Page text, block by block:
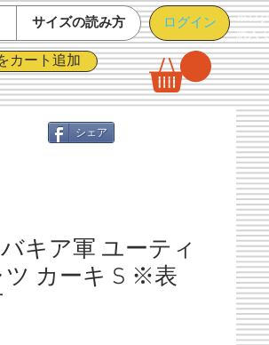
サイズの読み方
カート追加
ログイン
※ロ
購入
キア軍 ユーティ
カーキ S ※表
シェア